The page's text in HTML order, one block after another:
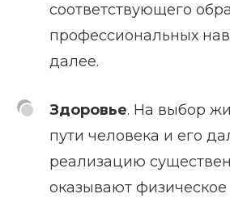
соответствующего
профессиональных
далее.
Здоровье. На выбор
пути человека и его
реализацию
оказывают физическое